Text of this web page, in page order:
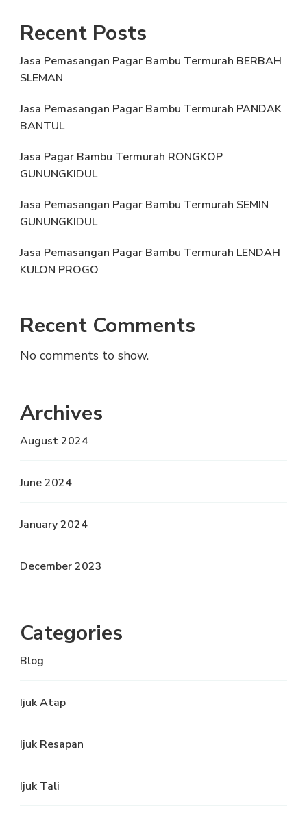
Recent Posts
Jasa Pemasangan Pagar Bambu Termurah BERBAH
SLEMAN
Jasa Pemasangan Pagar Bambu Termurah PANDAK
BANTUL
Jasa Pagar Bambu Termurah RONGKOP
GUNUNGKIDUL
Jasa Pemasangan Pagar Bambu Termurah SEMIN
GUNUNGKIDUL
Jasa Pemasangan Pagar Bambu Termurah LENDAH
KULON PROGO
Recent Comments
No comments to show.
Archives
August 2024
June 2024
January 2024
December 2023
Categories
Blog
Ijuk Atap
Ijuk Resapan
Ijuk Tali